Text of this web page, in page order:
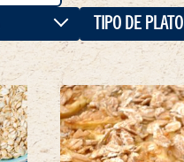
TIPO DE PLATO